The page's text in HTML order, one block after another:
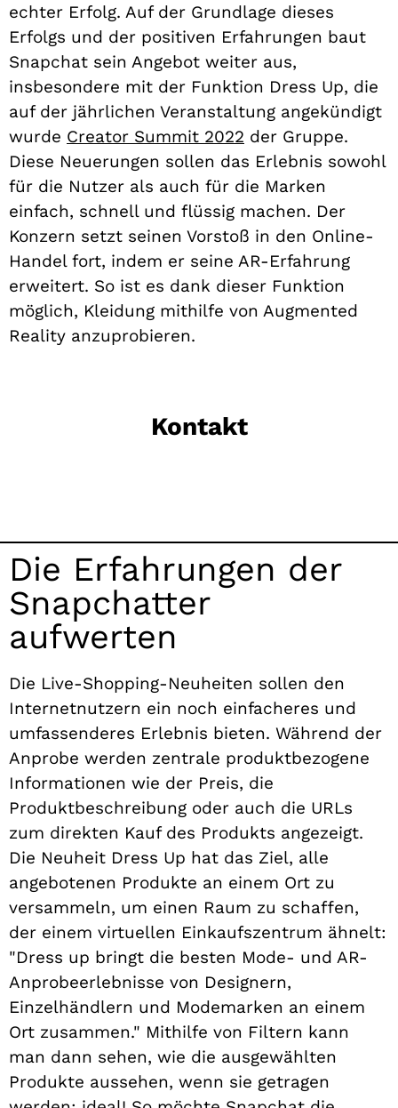
echter Erfolg. Auf der Grundlage dieses
Erfolgs und der positiven Erfahrungen baut
Snapchat sein Angebot weiter aus,
insbesondere mit der Funktion Dress Up, die
auf der jährlichen Veranstaltung angekündigt
wurde Creator Summit 2022 der Gruppe.
Diese Neuerungen sollen das Erlebnis sowohl
für die Nutzer als auch für die Marken
einfach, schnell und flüssig machen. Der
Konzern setzt seinen Vorstoß in den Online-
Handel fort, indem er seine AR-Erfahrung
erweitert. So ist es dank dieser Funktion
möglich, Kleidung mithilfe von Augmented
Reality anzuprobieren.
Kontakt
Die Erfahrungen der
Snapchatter
aufwerten
Die Live-Shopping-Neuheiten sollen den
Internetnutzern ein noch einfacheres und
umfassenderes Erlebnis bieten. Während der
Anprobe werden zentrale produktbezogene
Informationen wie der Preis, die
Produktbeschreibung oder auch die URLs
zum direkten Kauf des Produkts angezeigt.
Die Neuheit Dress Up hat das Ziel, alle
angebotenen Produkte an einem Ort zu
versammeln, um einen Raum zu schaffen,
der einem virtuellen Einkaufszentrum ähnelt:
"Dress up bringt die besten Mode- und AR-
Anprobeerlebnisse von Designern,
Einzelhändlern und Modemarken an einem
Ort zusammen." Mithilfe von Filtern kann
man dann sehen, wie die ausgewählten
Produkte aussehen, wenn sie getragen